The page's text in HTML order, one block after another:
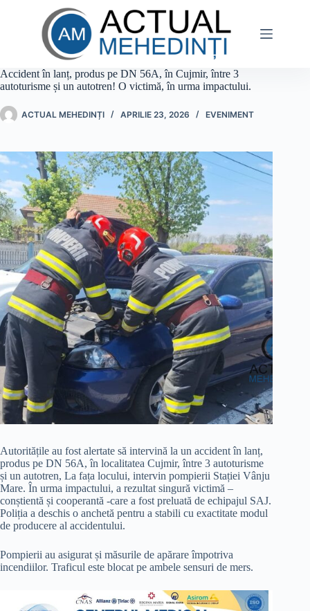
Accident în lanț, produs pe DN 56A, în Cujmir, între 3
autoturisme și un autotren! O victimă, în urma impactului.
ACTUAL MEHEDINȚI APRILIE 23, 2026 EVENIMENT
Autoritățile au fost alertate să intervină la un accident în lanț,
produs pe DN 56A, în localitatea Cujmir, între 3 autoturisme
și un autotren, La fața locului, intervin pompierii Stației Vânju
Mare. În urma impactului, a rezultat singură victimă –
conștientă și cooperantă -care a fost preluată de echipajul SAJ.
Poliția a deschis o anchetă pentru a stabili cu exactitate modul
de producere al accidentului.
Pompierii au asigurat și măsurile de apărare împotriva
incendiilor. Traficul este blocat pe ambele sensuri de mers.